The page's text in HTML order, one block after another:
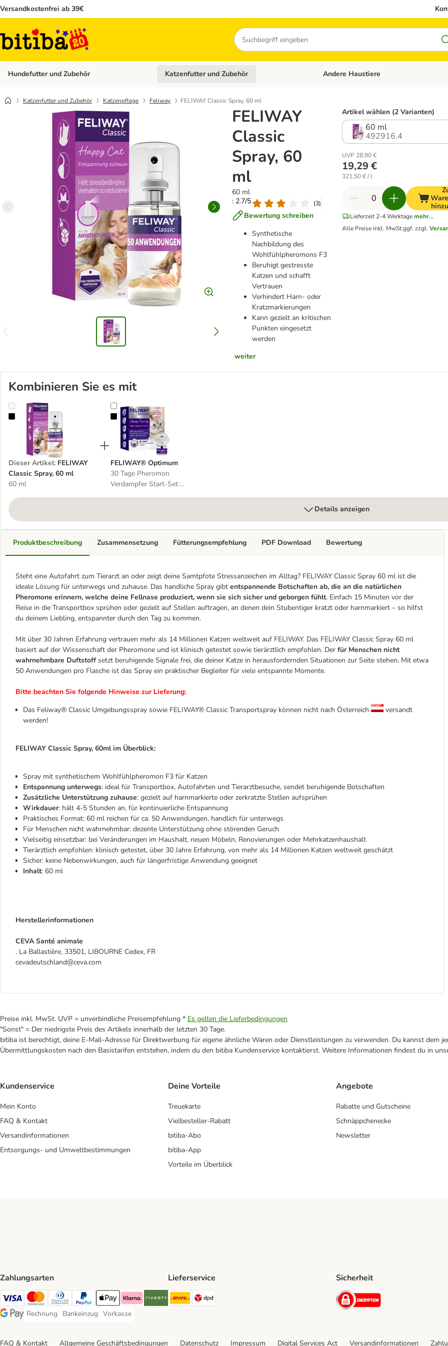
Versandkostenfrei ab 39€
Suchen
Hundefutter und Zubehör Kategorie-Menü öffnen: Hundefutter und Zubehör
Katzenfutter und Zubehör Kategorie-Menü öffnen: Katzenfutter und
Andere Haustiere
Katzenfutter und Zubehör Katzenpflege Feliway FELIWAY Classic Spray, 60 ml
FELIWAY
Classic
Spray, 60
ml
60 ml
: 2.7/5
(3)
Bewertung schreiben
Synthetische
Nachbildung des
Wohlfühlpheromons F3
Beruhigt gestresste
Katzen und schafft
Vertrauen
Verhindert Harn- oder
Kratzmarkierungen
Kann gezielt an kritischen
Punkten eingesetzt
werden
weiter
Artikel wählen (2 Varianten)
60 ml
492916.4
UVP 28,90 €
19,29 €
321,50 € / l
Lieferzeit 2-4 Werktage mehr...
Alle Preise inkl. MwSt.ggf. zzgl.
Kombinieren Sie es mit
FELIWAY Classic Spray, 60 ml
Dieser Artikel: FELIWAY
Classic Spray, 60 ml
60 ml
FELIWAY® Optimum
FELIWAY® Optimum
30 Tage Pheromon
Verdampfer Start-Set:
Details anzeigen
Produktbeschreibung
Steht eine Autofahrt zum Tierarzt an oder zeigt deine Samtpfote Stressanzeichen im Alltag? FELIWAY Classic Spray 60 ml ist die
ideale Lösung für unterwegs und zuhause. Das handliche Spray gibt entspannende Botschaften ab, die an die natürlichen
Pheromone erinnern, welche deine Fellnase produziert, wenn sie sich sicher und geborgen fühlt. Einfach 15 Minuten vor der
Reise in die Transportbox sprühen oder gezielt auf Stellen auftragen, an denen dein Stubentiger kratzt oder harnmarkiert – so hilfst
du deinem Liebling, entspannter durch den Tag zu kommen.
Mit über 30 Jahren Erfahrung vertrauen mehr als 14 Millionen Katzen weltweit auf FELIWAY. Das FELIWAY Classic Spray 60 ml
basiert auf der Wissenschaft der Pheromone und ist klinisch getestet sowie tierärztlich empfohlen. Der für Menschen nicht
wahrnehmbare Duftstoffsetzt beruhigende Signale frei, die deiner Katze in herausfordernden Situationen zur Seite stehen. Mit etwa
50 Anwendungen pro Flasche ist das Spray ein praktischer Begleiter für viele entspannte Momente.
Bitte beachten Sie folgende Hinweise zur Lieferung:
Das Feliway® Classic Umgebungsspray sowie FELIWAY® Classic Transportspray können nicht nach Österreich
versandt
werden!
FELIWAY Classic Spray, 60ml im Überblick:
Spray mit synthetischem Wohlfühlpheromon F3 für Katzen
Entspannung unterwegs: ideal für Transportbox, Autofahrten und Tierarztbesuche, sendet beruhigende Botschaften
Zusätzliche Unterstützung zuhause: gezielt auf harnmarkierte oder zerkratzte Stellen aufsprühen
Wirkdauer: hält 4-5 Stunden an, für kontinuierliche Entspannung
Praktisches Format: 60 ml reichen für ca. 50 Anwendungen, handlich für unterwegs
Für Menschen nicht wahrnehmbar: dezente Unterstützung ohne störenden Geruch
Vielseitig einsetzbar: bei Veränderungen im Haushalt, neuen Möbeln, Renovierungen oder Mehrkatzenhaushalt
Tierärztlich empfohlen: klinisch getestet, über 30 Jahre Erfahrung, von mehr als 14 Millionen Katzen weltweit geschätzt
Sicher: keine Nebenwirkungen, auch für längerfristige Anwendung geeignet
Inhalt: 60 ml
Herstellerinformationen
CEVA Santé animale
. La Ballastière, 33501, LIBOURNE Cedex, FR
cevadeutschland@ceva.com
Zusammensetzung Fütterungsempfehlung PDF Download Bewertung
Preise inkl. MwSt. UVP = unverbindliche Preisempfehlung * Es gelten die Lieferbedingungen
"Sonst" = Der niedrigste Preis des Artikels innerhalb der letzten 30 Tage.
bitiba ist berechtigt, deine E-Mail-Adresse für Direktwerbung für eigene ähnliche Waren oder Dienstleistungen zu verwenden. Du kannst dem
Übermittlungskosten nach den Basistarifen entstehen, indem du den bitiba Kundenservice kontaktierst. Weitere Informationen findest du in
Kundenservice
Mein Konto
FAQ & Kontakt
Versandinformationen
Entsorgungs- und Umweltbestimmungen
Deine Vorteile
Treuekarte
Vielbesteller-Rabatt
bitiba-Abo
bitiba-App
Vorteile im Überblick
Angebote
Rabatte und Gutscheine
Schnäppchenecke
Newsletter
Zahlungsarten
Visa Payment Method
Mastercard Payment Method
Diners Club Payment Method
PayPal Payment Method
Apple Pay Payment Method
Klarna Payment Method
Riverty Payment Method
Google Pay Payment Method
Rechnung
Rechnung Payment Method
Bankeinzug
Bankeinzug Payment Method
Vorkasse
Vorkasse Payment Method
Lieferservice
DHL Shipping Method
Sicherheit
Security
FAQ & Kontakt Allgemeine Geschäftsbedingungen Datenschutz Impressum Digital Services Act Versandinformationen